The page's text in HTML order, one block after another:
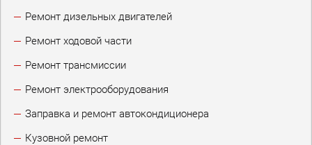
Ремонт дизельных двигателей
Ремонт ходовой части
Ремонт трансмиссии
Ремонт электрооборудования
Заправка и ремонт автокондиционера
Кузовной ремонт